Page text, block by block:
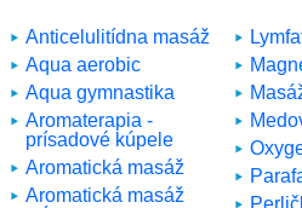
Anticelulitídna masáž
Aqua aerobic
Aqua gymnastika
Aromaterapia -
prísadové kúpele
Aromatická masáž
Aromatická masáž